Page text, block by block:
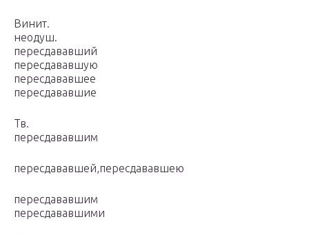
Винит.
неодуш.
пересдававший
пересдававшую
пересдававшее
пересдававшие
Тв.
пересдававшим
пересдававшей,пересдававшею
пересдававшим
пересдававшими